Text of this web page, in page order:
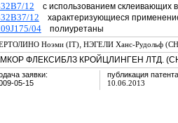
12 с использованием склеивающих
12 характеризующиеся
04полиуретаны
Ноэми (IT), НЭГЕЛИ Ханс-Рудольф
ФЛЕКСИБЛЗ КРОЙЦЛИНГЕН ЛТД.
заявки:
05-15
публикация
10.06.2013